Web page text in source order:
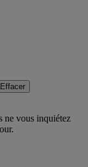
Effacer
ne vous inquiétez